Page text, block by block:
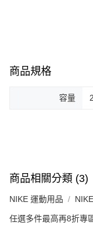
商品規格
容量
商品相關分類 (3)
NIKE 運動用品
任選多件最高再8折專